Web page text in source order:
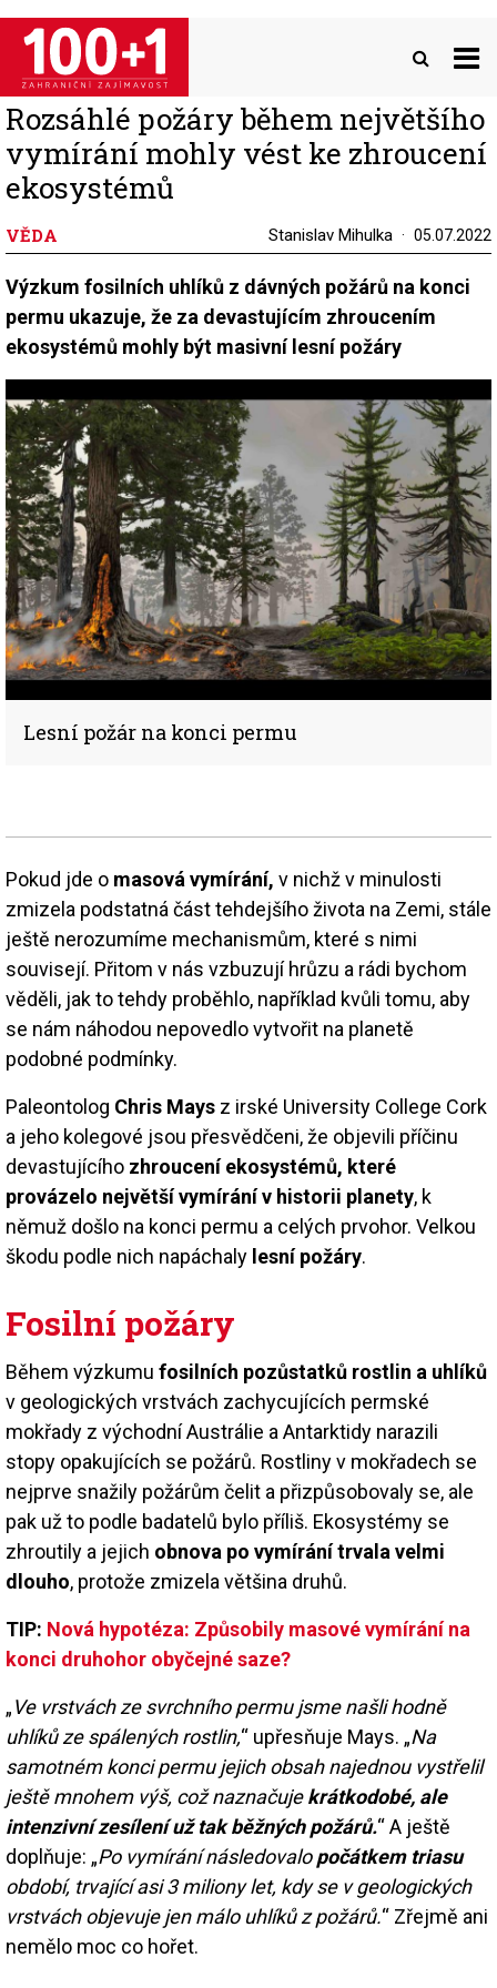
Přejít
hlavnímu
obsahu
Rozsáhlé požáry během největšího
vymírání mohly vést ke zhroucení
ekosystémů
VĚDA Stanislav Mihulka 05.07.2022
Výzkum fosilních uhlíků z dávných požárů na konci
permu ukazuje, že za devastujícím zhroucením
ekosystémů mohly být masivní lesní požáry
Lesní požár na konci permu
Pokud jde o masová vymírání, v nichž v minulosti
zmizela podstatná část tehdejšího života na Zemi, stále
ještě nerozumíme mechanismům, které s nimi
souvisejí. Přitom v nás vzbuzují hrůzu a rádi bychom
věděli, jak to tehdy proběhlo, například kvůli tomu, aby
se nám náhodou nepovedlo vytvořit na planetě
podobné podmínky.
Paleontolog Chris Mays z irské University College Cork
a jeho kolegové jsou přesvědčeni, že objevili příčinu
devastujícího zhroucení ekosystémů, které
provázelo největší vymírání v historii planety, k
němuž došlo na konci permu a celých prvohor. Velkou
škodu podle nich napáchaly lesní požáry.
Fosilní požáry
Během výzkumu fosilních pozůstatků rostlin a uhlíků
v geologických vrstvách zachycujících permské
mokřady z východní Austrálie a Antarktidy narazili
stopy opakujících se požárů. Rostliny v mokřadech se
nejprve snažily požárům čelit a přizpůsobovaly se, ale
pak už to podle badatelů bylo příliš. Ekosystémy se
zhroutily a jejich obnova po vymírání trvala velmi
dlouho, protože zmizela většina druhů.
TIP: Nová hypotéza: Způsobily masové vymírání na
konci druhohor obyčejné saze?
„Ve vrstvách ze svrchního permu jsme našli hodně
uhlíků ze spálených rostlin,“ upřesňuje Mays. „Na
samotném konci permu jejich obsah najednou vystřelil
ještě mnohem výš, což naznačujekrátkodobé, ale
intenzivní zesílení už tak běžných požárů.“ A ještě
doplňuje: „Po vymírání následovalopočátkem triasu
období, trvající asi 3 miliony let, kdy se v geologických
vrstvách objevuje jen málo uhlíků z požárů.“ Zřejmě ani
nemělo moc co hořet.